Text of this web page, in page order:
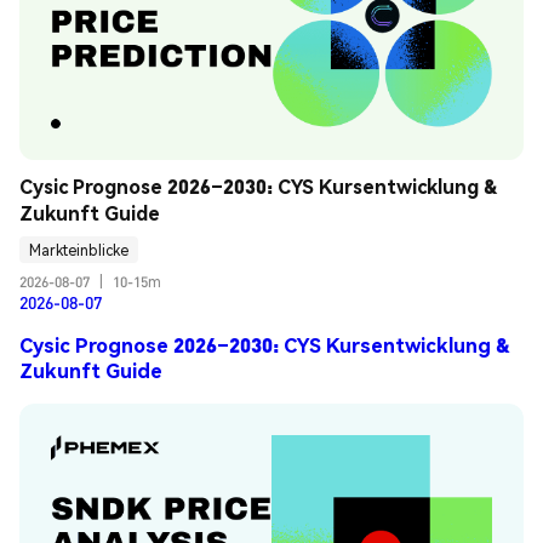
Cysic Prognose 2026–2030: CYS Kursentwicklung &
Zukunft Guide
Markteinblicke
2026-08-07
10-15m
2026-08-07
Cysic Prognose 2026–2030: CYS Kursentwicklung &
Zukunft Guide